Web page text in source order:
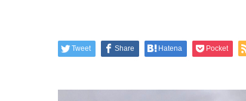
Tweet Share Hatena Pocket